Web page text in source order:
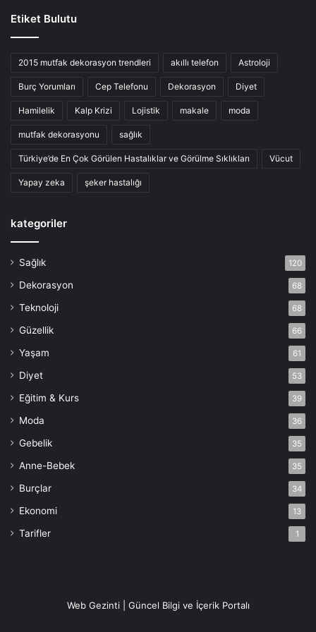
Etiket Bulutu
2015 mutfak dekorasyon trendleri akıllı telefon Astroloji
Burç Yorumları Cep Telefonu Dekorasyon Diyet
Hamilelik Kalp Krizi Lojistik makale moda
mutfak dekorasyonu sağlık
Türkiye’de En Çok Görülen Hastalıklar ve Görülme Sıklıkları Vücut
Yapay zeka şeker hastalığı
kategoriler
Sağlık 120
Dekorasyon 68
Teknoloji 68
Güzellik 66
Yaşam 61
Diyet 53
Eğitim & Kurs 39
Moda 36
Gebelik 35
Anne-Bebek 35
Burçlar 34
Ekonomi 13
Tarifler 1
Web Gezinti | Güncel Bilgi ve İçerik Portalı